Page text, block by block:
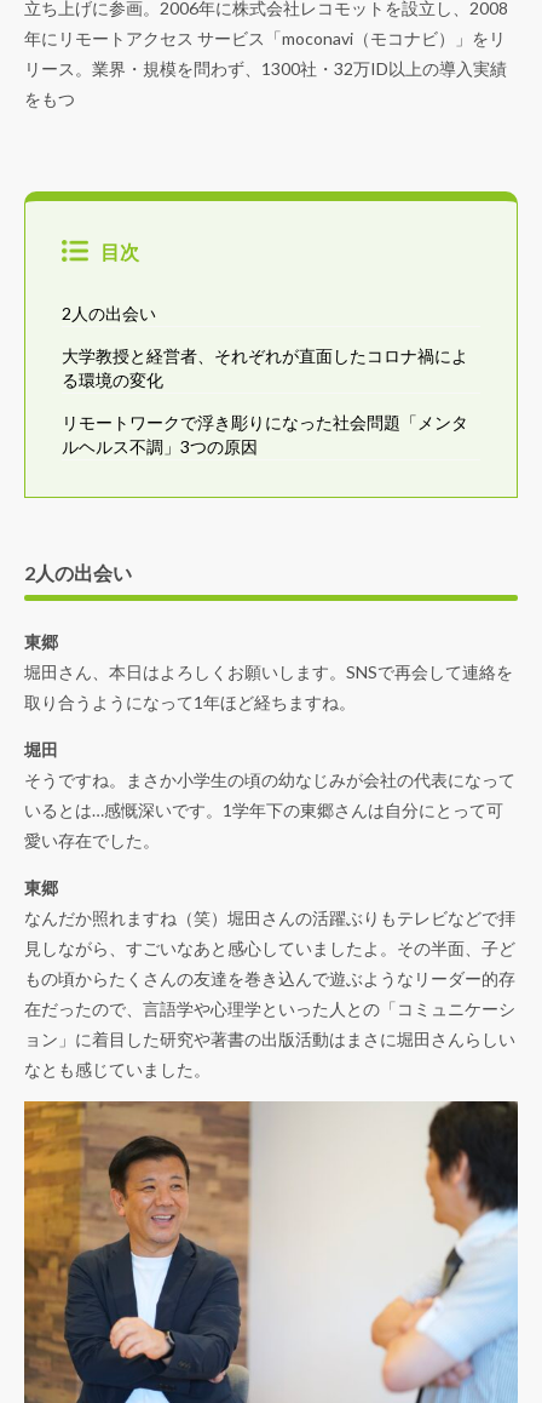
立ち上げに参画。2006年に株式会社レコモットを設立し、2008
年にリモートアクセス サービス「moconavi（モコナビ）」をリ
リース。業界・規模を問わず、1300社・32万ID以上の導入実績
をもつ
目次
2人の出会い
大学教授と経営者、それぞれが直面したコロナ禍によ
る環境の変化
リモートワークで浮き彫りになった社会問題「メンタ
ルヘルス不調」3つの原因
2人の出会い
東郷
堀田さん、本日はよろしくお願いします。SNSで再会して連絡を
取り合うようになって1年ほど経ちますね。
堀田
そうですね。まさか小学生の頃の幼なじみが会社の代表になって
いるとは…感慨深いです。1学年下の東郷さんは自分にとって可
愛い存在でした。
東郷
なんだか照れますね（笑）堀田さんの活躍ぶりもテレビなどで拝
見しながら、すごいなあと感心していましたよ。その半面、子ど
もの頃からたくさんの友達を巻き込んで遊ぶようなリーダー的存
在だったので、言語学や心理学といった人との「コミュニケーシ
ョン」に着目した研究や著書の出版活動はまさに堀田さんらしい
なとも感じていました。